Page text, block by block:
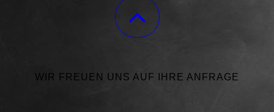
WIR FREUEN UNS AUF IHRE ANFRAGE